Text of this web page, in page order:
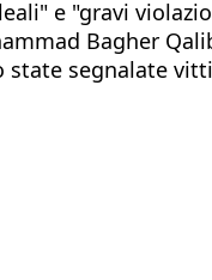
e "gravi
Bagher
segnalate